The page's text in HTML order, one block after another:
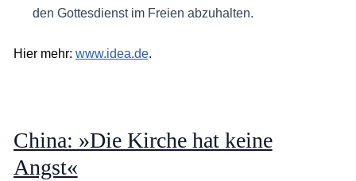
den Gottesdienst im Freien abzuhalten.
Hier mehr: www.idea.de.
China: »Die Kirche hat keine
Angst«